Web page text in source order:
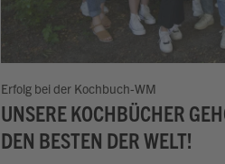
Erfolg bei der Kochbuch-WM
UNSERE KOCHBÜCHER
DEN BESTEN DER WELT!